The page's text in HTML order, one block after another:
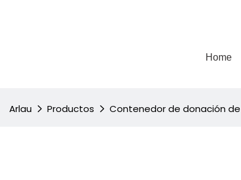
Home
Arlau Productos Contenedor de donación